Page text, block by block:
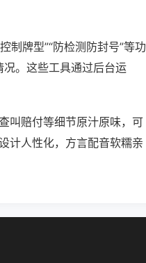
制牌型”“防检测防封号”等功
况。这些工具通过后台运
叫赔付等细节原汁原味，可
计人性化，方言配音软糯亲